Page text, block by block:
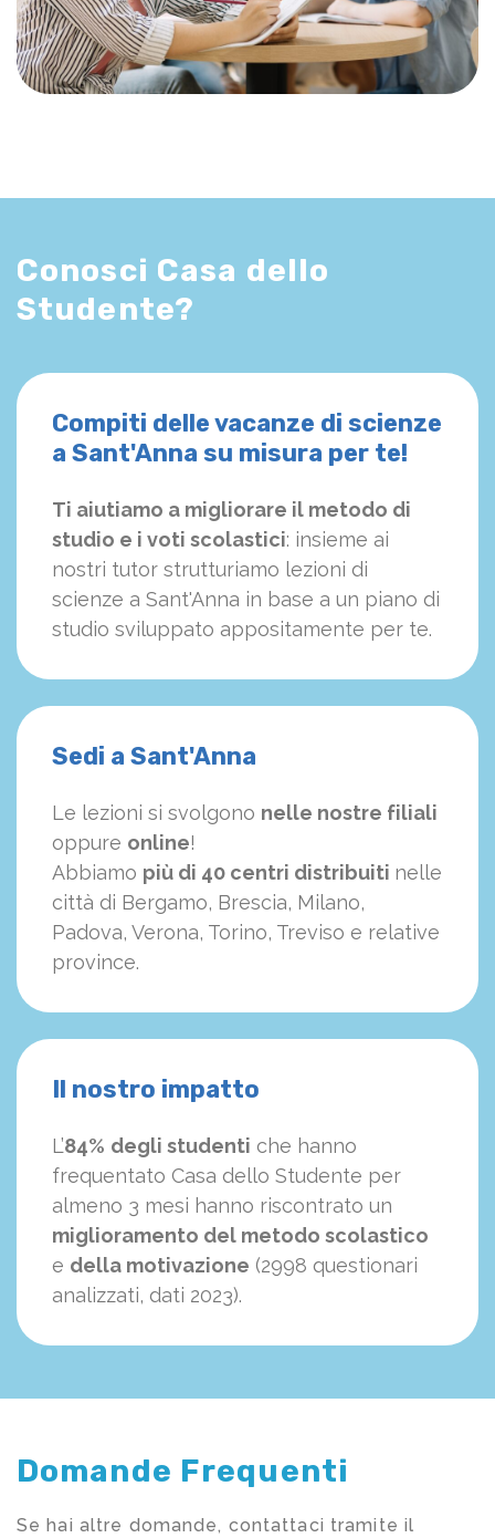
Conosci Casa dello
Studente?
Compiti delle vacanze di scienze
a Sant'Anna su misura per te!
Ti aiutiamo a migliorare il metodo di
studio e i voti scolastici: insieme ai
nostri tutor strutturiamo lezioni di
scienze a Sant'Anna in base a un piano di
studio sviluppato appositamente per te.
Sedi a Sant'Anna
Le lezioni si svolgono nelle nostre filiali
oppure online!
Abbiamo più di 40 centri distribuiti nelle
città di Bergamo, Brescia, Milano,
Padova, Verona, Torino, Treviso e relative
province.
Il nostro impatto
L’84% degli studenti che hanno
frequentato Casa dello Studente per
almeno 3 mesi hanno riscontrato un
miglioramento del metodo scolastico
e della motivazione (2998 questionari
analizzati, dati 2023).
Domande Frequenti
Se hai altre domande, contattaci tramite il